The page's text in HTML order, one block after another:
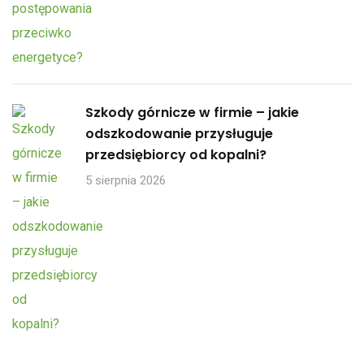
Szkody górnicze w firmie – jakie
odszkodowanie przysługuje
przedsiębiorcy od kopalni?
5 sierpnia 2026